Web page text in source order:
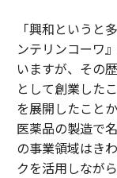
「興和というと
ンテリンコーワ
いますが、その
として創業した
を展開したこと
医薬品の製造で
の事業領域はき
クを活用しなが